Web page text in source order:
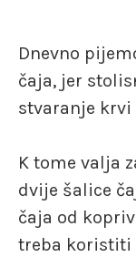
Dnevno
čaja, jer
stvaranje
K tome valja
dvije šalice
čaja od
treba koristiti